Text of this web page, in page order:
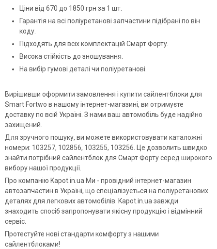
Ціни від 670 до 1850 грн за 1 шт.
Гарантія на всі поліуретанові запчастини підібрані по він
коду.
Підходять для всіх комплектацій Смарт Форту.
Висока стійкість до зношування.
На вибір гумові деталі чи поліуретанові.
Вирішивши оформити замовлення і купити сайлентблоки для
Smart Fortwo в нашому інтернет-магазині, ви отримуєте
доставку по всій Україні. З нами ваш автомобіль буде надійно
захищений.
Для зручного пошуку, ви можете використовувати каталожні
номери: 103257, 102856, 103255, 103256. Це дозволить швидко
знайти потрібний сайлентблок для Смарт Форту серед широкого
вибору нашої продукції.
Про компанію Kapot.in.ua Ми - провідний інтернет-магазин
автозапчастин в Україні, що спеціалізується на поліуретанових
деталях для легкових автомобілів. Kapot.in.ua завжди
знаходить спосіб запропонувати якісну продукцію і відмінний
сервіс.
Протестуйте нові стандарти комфорту з нашими
сайлентблоками!